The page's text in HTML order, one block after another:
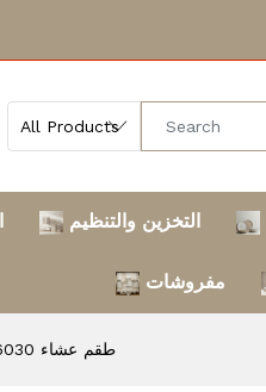
التخزين والتنظيم
مفروشات
طقم عشاء 6030 # 21 26 ق ديملا